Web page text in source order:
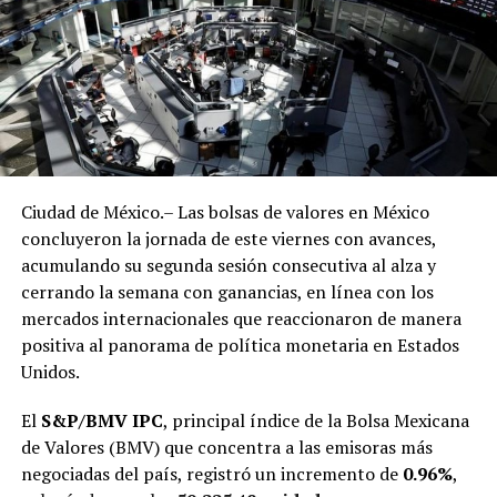
Cigarros: incremento histórico en
impuestos
Otro de los productos más castigados son loscigarros
El impuesto ad valorem subirá de160% a 200%, con un
esquema de aumentos graduales que se extenderá hasta
2030.
Además, la medida aplicará también parabolsas de
nicotina y cigarros artesanales, en cuyo caso la tasa
específica crecerá32%. Según cifras de Hacienda, el
consumo de tabaco provoca cada año la muerte demás
de 63 mil personas en México
cáncer de pulmón, EPOC y enfermedades
cardiovasculares.
Ciudad de México.– Las bolsas de valores en México
concluyeron la jornada de este viernes con avances,
acumulando su segunda sesión consecutiva al alza y
cerrando la semana con ganancias, en línea con los
mercados internacionales que reaccionaron de manera
positiva al panorama de política monetaria en Estados
Unidos.
El S&P/BMV IPC, principal índice de la Bolsa Mexicana
de Valores (BMV) que concentra a las emisoras más
negociadas del país, registró un incremento de 0.96%,